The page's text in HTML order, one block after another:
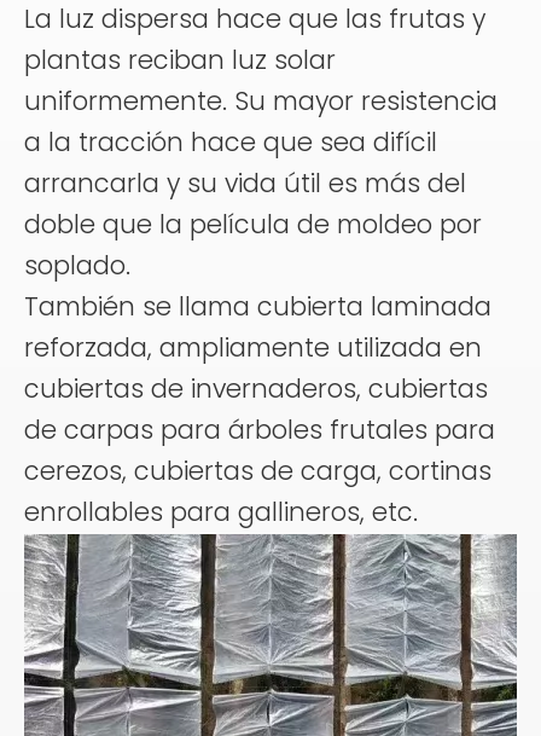
La luz dispersa hace que las frutas y
plantas reciban luz solar
uniformemente. Su mayor resistencia
a la tracción hace que sea difícil
arrancarla y su vida útil es más del
doble que la película de moldeo por
soplado.
También se llama cubierta laminada
reforzada, ampliamente utilizada en
cubiertas de invernaderos, cubiertas
de carpas para árboles frutales para
cerezos, cubiertas de carga, cortinas
enrollables para gallineros, etc.